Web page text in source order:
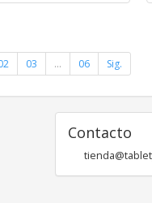
03 ... 06 Sig.
Contacto